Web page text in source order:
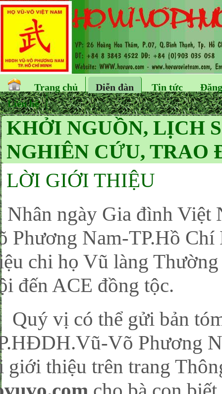
Trang chủ Diễn đàn Tin tức
Liên hệ
KHỞI NGUỒN, LỊCH
NGHIÊN CỨU, TRAO
LỜI GIỚI THIỆU
ngày Gia đình Việt
Phương Nam-TP.Hồ
chi họ Vũ làng
đến ACE đồng tộc.
vị có thể gửi bản tóm
Võ Phương
giới thiệu trên trang